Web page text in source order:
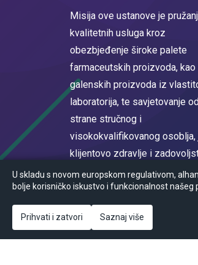
Misija ove ustanove je
kvalitetnih usluga kroz
obezbjeđenje široke palete
farmaceutskih proizvoda, kao
galenskih proizvoda iz
laboratorija, te savjetovanje
strane stručnog i
visokokvalifikovanog osoblja,
klijentovo zdravlje i
na prvom mjestu.
Registrovan u sudskom
Općinskog suda u Sarajevu
65-05-0017-16
U skladu s novom europskom regulativom,
bolje korisničko iskustvo i funkcionalnost
Prihvati i zatvori Saznaj više